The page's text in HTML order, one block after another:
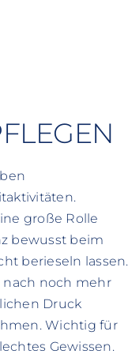
große Rolle
bewusst beim
berieseln lassen.
nach noch mehr
Druck
Wichtig für
Gewissen.